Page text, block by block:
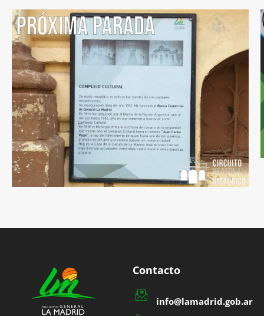
Contacto
info@lamadrid.gob.ar